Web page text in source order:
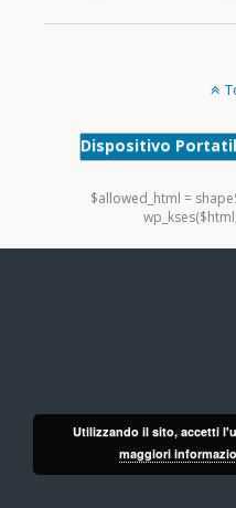
Dispositivo
$allowed_html =
Utilizzando il sito, accetti
maggiori